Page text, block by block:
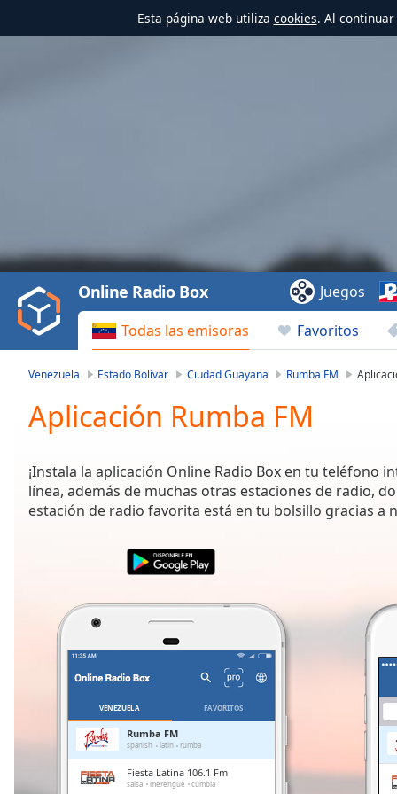
Esta página web utiliza cookies. Al
Play
Video
Play
Backward
Skip
Current
Time0:00
Duration
-:-
Loaded:
0.00%
Remaining
Todas las emisoras Favoritos
Online Radio Box Juegos
Venezuela Estado Bolívar Ciudad Guayana Rumba FM
Aplicación Rumba FM
¡Instala la aplicación Online Radio Box en tu teléfono
línea, además de muchas otras estaciones de radio,
estación de radio favorita está en tu bolsillo gracias a
VENEZUELA FAVORITOS
Rumba FM
spanish latin rumba
Fiesta Latina 106.1 Fm
salsa merengue cumbia